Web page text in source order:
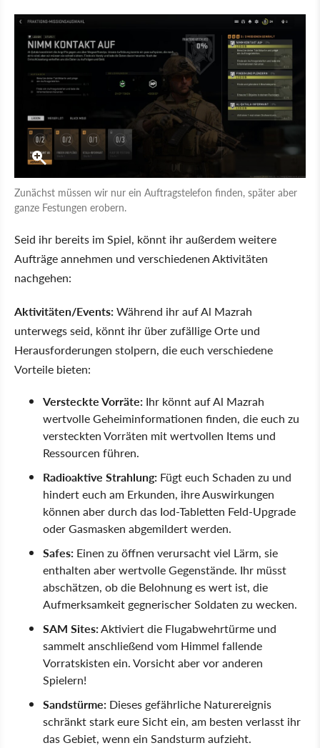
Zunächst müssen wir nur ein Auftragstelefon finden, später aber
ganze Festungen erobern.
Seid ihr bereits im Spiel, könnt ihr außerdem weitere
Aufträge annehmen und verschiedenen Aktivitäten
nachgehen:
Aktivitäten/Events:Während ihr auf Al Mazrah
unterwegs seid, könnt ihr über zufällige Orte und
Herausforderungen stolpern, die euch verschiedene
Vorteile bieten:
Versteckte Vorräte: Ihr könnt auf Al Mazrah
wertvolle Geheiminformationen finden, die euch zu
versteckten Vorräten mit wertvollen Items und
Ressourcen führen.
Radioaktive Strahlung: Fügt euch Schaden zu und
hindert euch am Erkunden, ihre Auswirkungen
können aber durch das Iod-Tabletten Feld-Upgrade
oder Gasmasken abgemildert werden.
Safes: Einen zu öffnen verursacht viel Lärm, sie
enthalten aber wertvolle Gegenstände. Ihr müsst
abschätzen, ob die Belohnung es wert ist, die
Aufmerksamkeit gegnerischer Soldaten zu wecken.
SAM Sites:Aktiviert die Flugabwehrtürme und
sammelt anschließend vom Himmel fallende
Vorratskisten ein. Vorsicht aber vor anderen
Spielern!
Sandstürme: Dieses gefährliche Naturereignis
schränkt stark eure Sicht ein, am besten verlasst ihr
das Gebiet, wenn ein Sandsturm aufzieht.